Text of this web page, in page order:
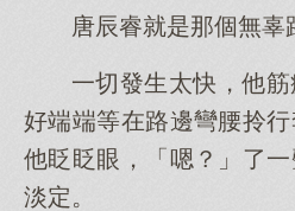
唐辰睿就是那個無辜
一切發生太快，他
好端端等在路邊彎腰拎行
他眨眨眼，「嗯？」了
淡定。